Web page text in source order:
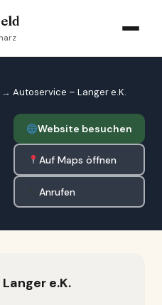
→ Autoservice – Langer e.K.
Website besuchen
Auf Maps öffnen
Anrufen
e.K.